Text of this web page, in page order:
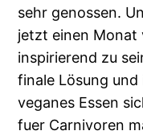
sehr genossen.
jetzt einen Monat
inspirierend zu
finale Lösung
veganes Essen
fuer Carnivoren